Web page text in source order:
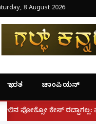
8 August 2026
ಭಾರತ ಚಾಂಪಿಯನ್
ಹೈಕೋರ್ಟ್ ಮಹತ್ವದ ಆದೇಶ